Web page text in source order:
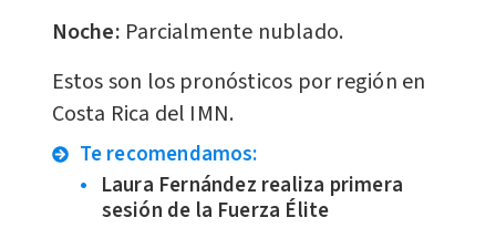
Noche: Parcialmente nublado.
Estos son los pronósticos por región en
Costa Rica del IMN.
Te recomendamos:
Laura Fernández realiza primera
sesión de la Fuerza Élite